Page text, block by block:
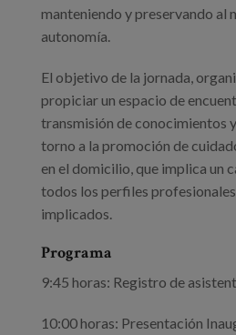
manteniendo y preservando al
autonomía.
El objetivo de la jornada,
propiciar un espacio de
transmisión de conocimientos
torno a la promoción de
en el domicilio, que implica un
todos los perfiles
implicados.
Programa
9:45 horas: Registro de
10:00 horas: Presentación